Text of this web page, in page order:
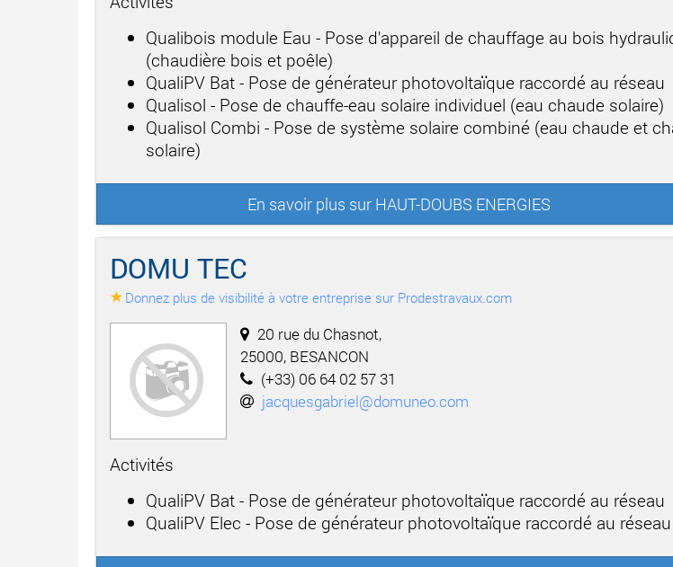
Qualibois module Eau - Pose d'appareil de chauffage au bois
(chaudière bois et poêle)
QualiPV Bat - Pose de générateur photovoltaïque raccordé au réseau
Qualisol - Pose de chauffe-eau solaire individuel (eau chaude solaire)
Qualisol Combi - Pose de système solaire combiné (eau chaude et
solaire)
En savoir plus sur HAUT-DOUBS ENERGIES
DOMU TEC
Donnez plus de visibilité à votre entreprise sur Prodestravaux.com
20 rue du Chasnot,
25000, BESANCON
(+33) 06 64 02 57 31
jacquesgabriel@domuneo.com
Activités
QualiPV Bat - Pose de générateur photovoltaïque raccordé au réseau
QualiPV Elec - Pose de générateur photovoltaïque raccordé au réseau